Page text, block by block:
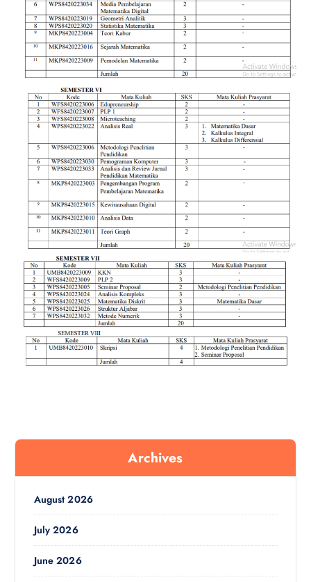
Archives
August 2026
July 2026
June 2026